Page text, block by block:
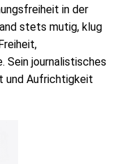
in der
stets mutig, klug
Sein journalistisches
und Aufrichtigkeit